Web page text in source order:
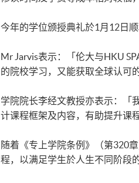
今年的学位颁授典礼於1月12日
Mr Jarvis表示：「伦大与HKU
的院校学习，又能获取全球认可
学院院长李经文教授亦表示：「
计课程框架及内容，有助提升课
随着《专上学院条例》（第320
程，以满足学生於人生不同阶段